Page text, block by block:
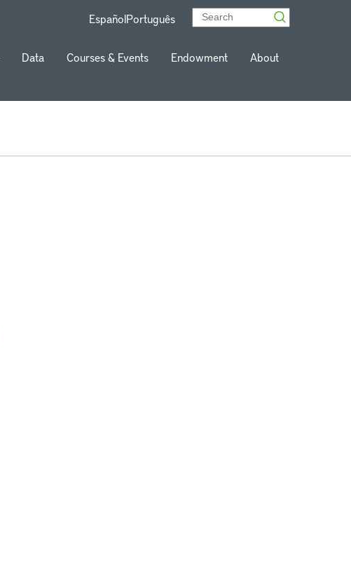
EspañolPortuguês
Data Courses & Events Endowment About